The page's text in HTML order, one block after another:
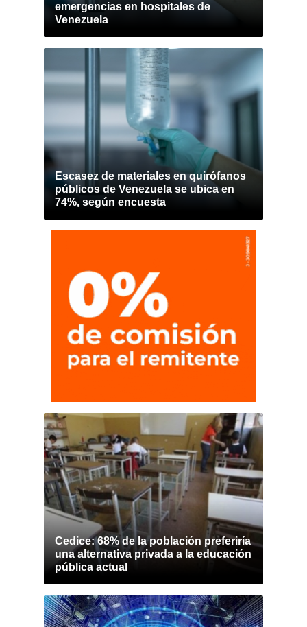
emergencias en hospitales de
Venezuela
Escasez de materiales en quirófanos
públicos de Venezuela se ubica en
74%, según encuesta
Cedice: 68% de la población preferiría
una alternativa privada a la educación
pública actual